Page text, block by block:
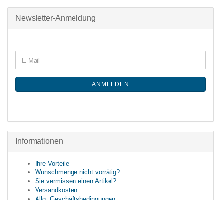
Newsletter-Anmeldung
ANMELDEN
Informationen
Ihre Vorteile
Wunschmenge nicht vorrätig?
Sie vermissen einen Artikel?
Versandkosten